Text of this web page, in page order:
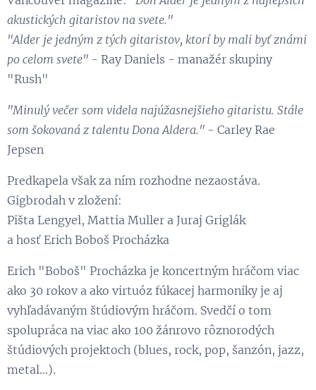
akustických gitaristov na svete."
"Alder je jedným z tých gitaristov, ktorí by mali byť známi
po celom svete" - Ray Daniels - manažér skupiny
"Rush"
"Minulý večer som videla najúžasnejšieho gitaristu. Stále
som šokovaná z talentu Dona Aldera." - Carley Rae
Jepsen
Predkapela však za ním rozhodne nezaostáva.
Gigbrodah v zložení:
Pišta Lengyel, Mattia Muller a Juraj Griglák
a hosť Erich Boboš Procházka
Erich "Boboš" Procházka je koncertným hráčom viac
ako 30 rokov a ako virtuóz fúkacej harmoniky je aj
vyhľadávaným štúdiovým hráčom. Svedčí o tom
spolupráca na viac ako 100 žánrovo rôznorodých
štúdiových projektoch (blues, rock, pop, šanzón, jazz,
metal...).